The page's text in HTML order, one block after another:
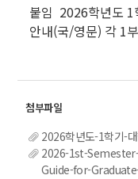
붙임 2026학년도 1
안내(국/영문) 각 1부
2026학년도-1학기-
2026-1st-
Guide-for-